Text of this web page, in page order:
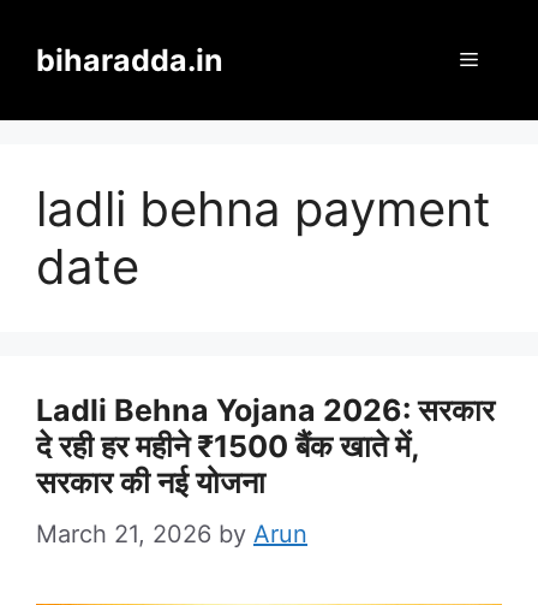
biharadda.in Menu
ladli behna payment
date
Ladli Behna Yojana 2026: सरकार
दे रही हर महीने ₹1500 बैंक खाते में,
सरकार की नई योजना
March 21, 2026 by Arun